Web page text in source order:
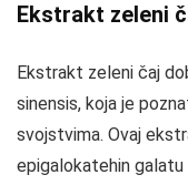
Ekstrakt zeleni
Ekstrakt zeleni čaj
sinensis, koja je
svojstvima. Ovaj
epigalokatehin galatu